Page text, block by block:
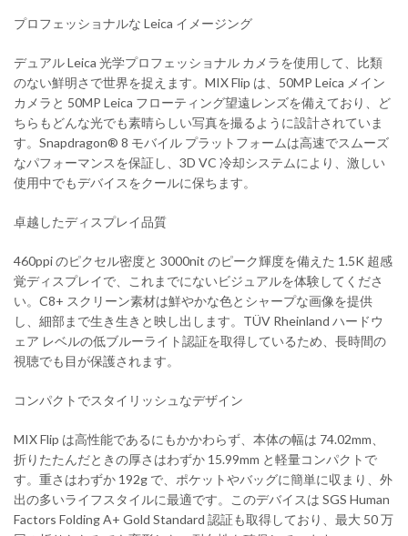
プロフェッショナルな Leica イメージング
デュアル Leica 光学プロフェッショナル カメラを使用して、比類
のない鮮明さで世界を捉えます。MIX Flip は、50MP Leica メイン
カメラと 50MP Leica フローティング望遠レンズを備えており、ど
ちらもどんな光でも素晴らしい写真を撮るように設計されていま
す。Snapdragon® 8 モバイル プラットフォームは高速でスムーズ
なパフォーマンスを保証し、3D VC 冷却システムにより、激しい
使用中でもデバイスをクールに保ちます。
卓越したディスプレイ品質
460ppi のピクセル密度と 3000nit のピーク輝度を備えた 1.5K 超感
覚ディスプレイで、これまでにないビジュアルを体験してくださ
い。C8+ スクリーン素材は鮮やかな色とシャープな画像を提供
し、細部まで生き生きと映し出します。TÜV Rheinland ハードウ
ェア レベルの低ブルーライト認証を取得しているため、長時間の
視聴でも目が保護されます。
コンパクトでスタイリッシュなデザイン
MIX Flip は高性能であるにもかかわらず、本体の幅は 74.02mm、
折りたたんだときの厚さはわずか 15.99mm と軽量コンパクトで
す。重さはわずか 192g で、ポケットやバッグに簡単に収まり、外
出の多いライフスタイルに最適です。このデバイスは SGS Human
Factors Folding A+ Gold Standard 認証も取得しており、最大 50 万